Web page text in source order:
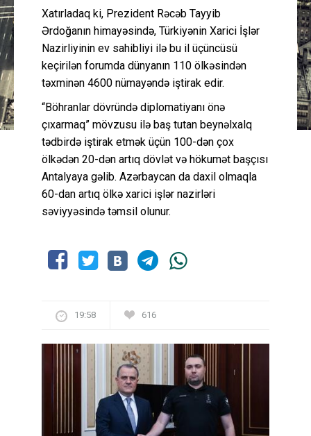
Xatırladaq ki, Prezident Rəcəb Tayyib
Ərdoğanın himayəsində, Türkiyənin Xarici İşlər
Nazirliyinin ev sahibliyi ilə bu il üçüncüsü
keçirilən forumda dünyanın 110 ölkəsindən
təxminən 4600 nümayəndə iştirak edir.
“Böhranlar dövründə diplomatiyanı önə
çıxarmaq” mövzusu ilə baş tutan beynəlxalq
tədbirdə iştirak etmək üçün 100-dən çox
ölkədən 20-dən artıq dövlət və hökumət başçısı
Antalyaya gəlib. Azərbaycan da daxil olmaqla
60-dan artıq ölkə xarici işlər nazirləri
səviyyəsində təmsil olunur.
19:58 616